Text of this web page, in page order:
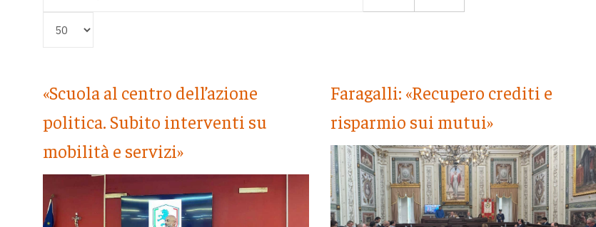
«Scuola al centro dell’azione
politica. Subito interventi su
mobilità e servizi»
Faragalli: «Recupero crediti e
risparmio sui mutui»